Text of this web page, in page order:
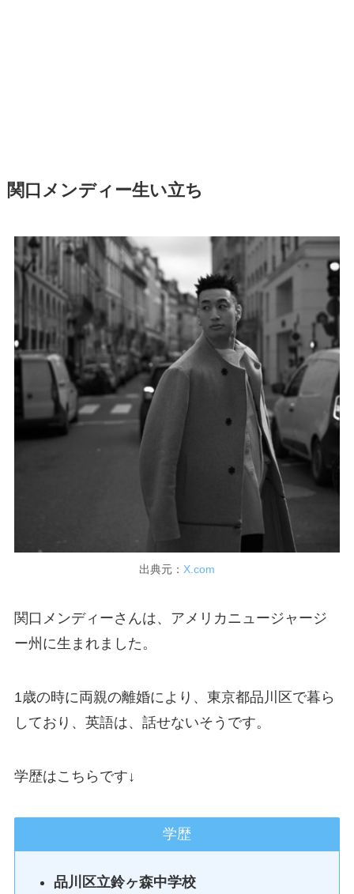
関口メンディー生い立ち
出典元： X.com
関口メンディーさんは、アメリカニュージャージ
ー州に生まれました。
1歳の時に両親の離婚により、東京都品川区で暮ら
しており、英語は、話せないそうです。
学歴はこちらです↓
学歴
品川区立鈴ヶ森中学校